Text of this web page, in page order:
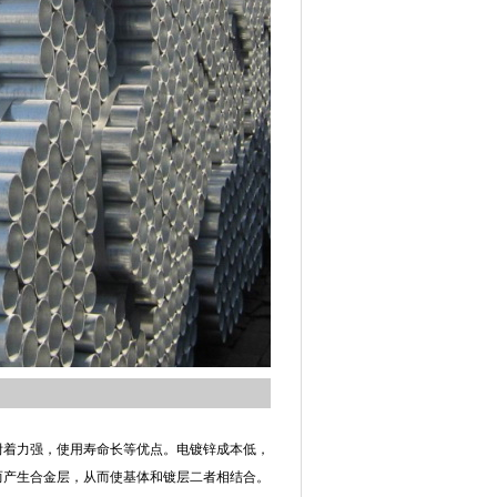
力强，使用寿命长等优点。电镀锌成本低，
生合金层，从而使基体和镀层二者相结合。